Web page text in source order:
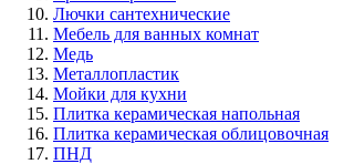
Лючки сантехнические
Мебель для ванных комнат
Медь
Металлопластик
Мойки для кухни
Плитка керамическая напольная
Плитка керамическая облицовочная
ПНД